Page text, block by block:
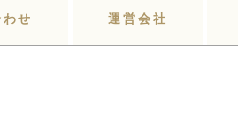
せ 運営会社